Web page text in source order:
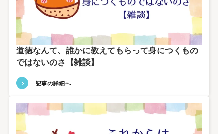
道徳なんて、誰かに教えてもらって身につくもの
ではないのさ【雑談】
記事の詳細へ